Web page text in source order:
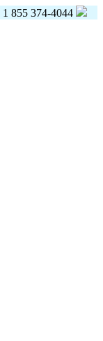
1 855 374-4044